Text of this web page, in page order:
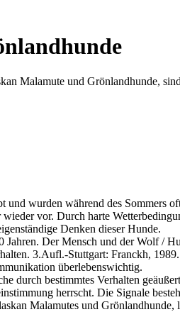
Malamute und Grönlandhunde,
und wurden während des
vor. Durch harte
Denken dieser Hunde.
Der Mensch und der Wolf /
3.Aufl.-Stuttgart: Franckh,
überlebenswichtig.
durch bestimmtes Verhalten
herrscht. Die Signale
Malamutes und